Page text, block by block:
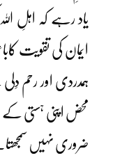
یاد رہے کہ اہلِ
ایمان کی تقویت
ہمدردی اور رحم
محض اپنی ہستی کے
ضروری نہیں سمجھتا۔